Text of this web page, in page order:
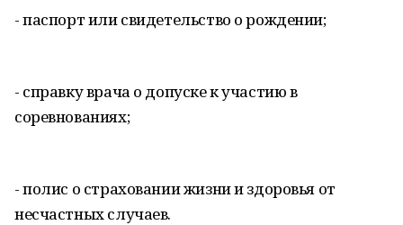
- паспорт или свидетельство о рождении;
- справку врача о допуске к участию в
соревнованиях;
- полис о страховании жизни и здоровья от
несчастных случаев.